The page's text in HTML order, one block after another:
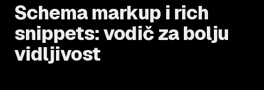
Schema markup i rich
snippets: vodič za bolju
vidljivost